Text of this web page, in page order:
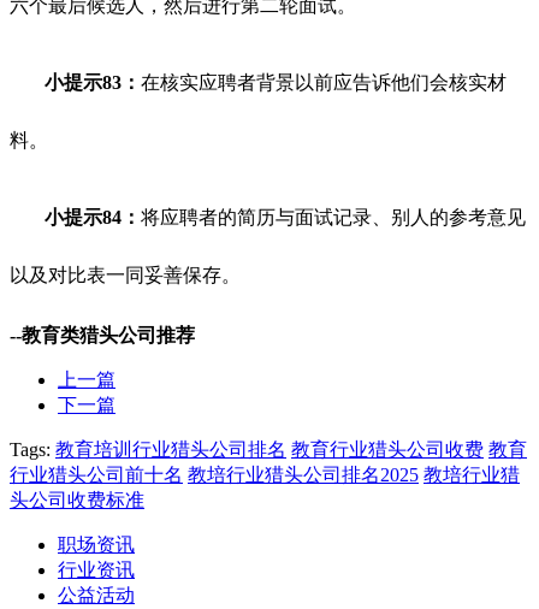
六个最后候选人，然后进行第二轮面试。
小提示83： 在核实应聘者背景以前应告诉他们会核实材
料。
小提示84： 将应聘者的简历与面试记录、别人的参考意见
以及对比表一同妥善保存。
--教育类猎头公司推荐
上一篇
下一篇
Tags: 教育培训行业猎头公司排名 教育行业猎头公司收费 教育
行业猎头公司前十名 教培行业猎头公司排名2025 教培行业猎
头公司收费标准
职场资讯
行业资讯
公益活动